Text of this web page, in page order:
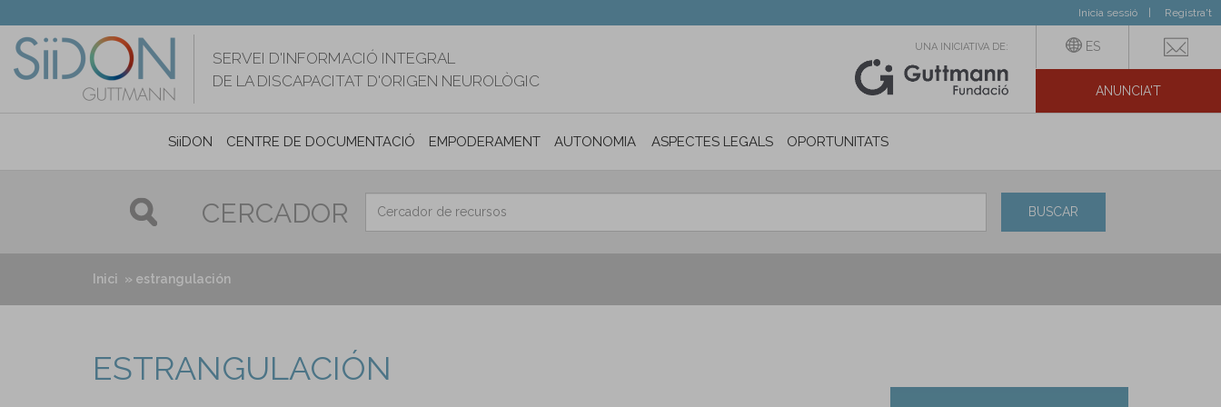
contingut
Inicia sessió Registra't
SERVEI D'INFORMACIÓ INTEGRAL
DE LA DISCAPACITAT D'ORIGEN NEUROLÒGIC
UNA INICIATIVA DE: ES
ANUNCIA'T
SiiDON CENTRE DE DOCUMENTACIÓ EMPODERAMENT AUTONOMIA PERSONAL I INCLUSIÓ SOCIAL
ASPECTES LEGALS OPORTUNITATS
CERCADOR BUSCAR
Inici estrangulación
ESTRANGULACIÓN